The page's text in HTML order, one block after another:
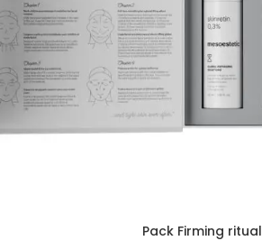
Pack Firming ritual